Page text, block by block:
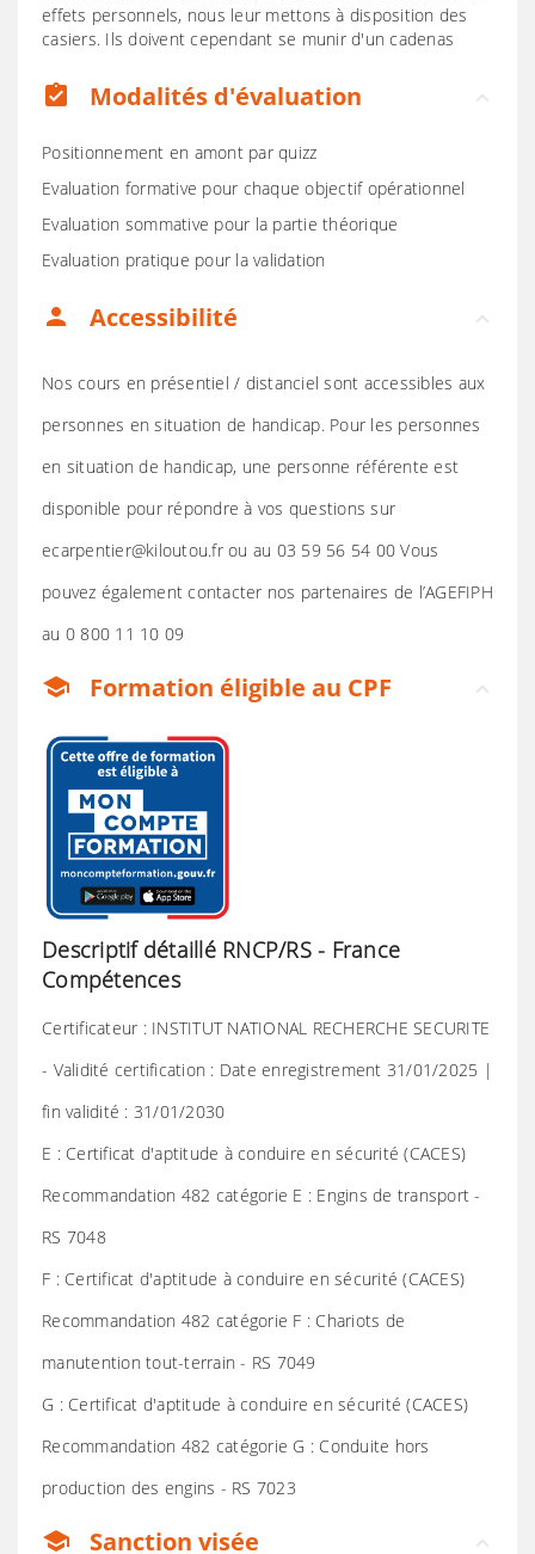
effets personnels, nous leur mettons à disposition des
casiers. Ils doivent cependant se munir d'un cadenas
assignment_turned_in Modalités d'évaluation
Positionnement en amont par quizz
Evaluation formative pour chaque objectif opérationnel
Evaluation sommative pour la partie théorique
Evaluation pratique pour la validation
person Accessibilité
Nos cours en présentiel / distanciel sont accessibles aux
personnes en situation de handicap. Pour les personnes
en situation de handicap, une personne référente est
disponible pour répondre à vos questions sur
ecarpentier@kiloutou.fr ou au 03 59 56 54 00 Vous
pouvez également contacter nos partenaires de l’AGEFIPH
au 0 800 11 10 09
school Formation éligible au CPF
Descriptif détaillé RNCP/RS - France
Compétences
Certificateur : INSTITUT NATIONAL RECHERCHE SECURITE
- Validité certification : Date enregistrement 31/01/2025 |
fin validité : 31/01/2030
E : Certificat d'aptitude à conduire en sécurité (CACES)
Recommandation 482 catégorie E : Engins de transport -
RS 7048
F : Certificat d'aptitude à conduire en sécurité (CACES)
Recommandation 482 catégorie F : Chariots de
manutention tout-terrain - RS 7049
G : Certificat d'aptitude à conduire en sécurité (CACES)
Recommandation 482 catégorie G : Conduite hors
production des engins - RS 7023
school Sanction visée